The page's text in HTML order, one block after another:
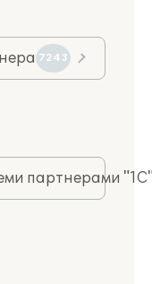
7243
партнерами